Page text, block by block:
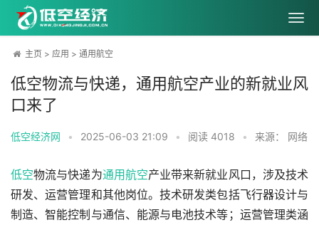
主页 > 应用 > 通用航空
低空物流与快递，通用航空产业的新就业风
口来了
低空经济网 • 2025-06-03 21:09 • 阅读 4018 • 来源： 网络
低空物流与快递为通用航空产业带来新就业风口，涉及技术
研发、运营管理和其他岗位。技术研发类包括飞行器设计与
制造、智能控制与通信、能源与电池技术等；运营管理类涵